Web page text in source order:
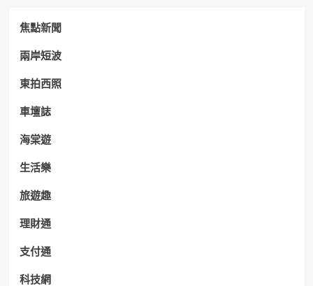
焦點新聞
兩岸短波
東拍西照
車壇誌
海棠遊
生活樂
旅遊趣
理財通
支付通
科技網